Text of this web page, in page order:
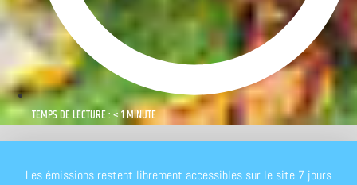
TEMPS DE LECTURE : < 1 MINUTE
Les émissions restent librement accessibles sur le site 7 jours